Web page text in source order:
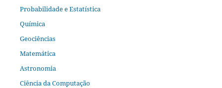
Probabilidade e Estatística
Química
Geociências
Matemática
Astronomia
Ciência da Computação